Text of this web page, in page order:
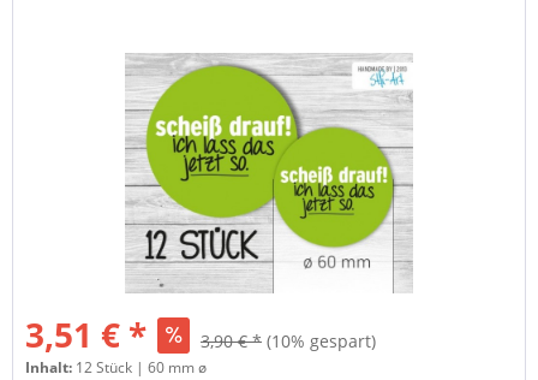
3,51 € * 3,90 € * (10% gespart)
Inhalt: 12 Stück | 60 mm ø